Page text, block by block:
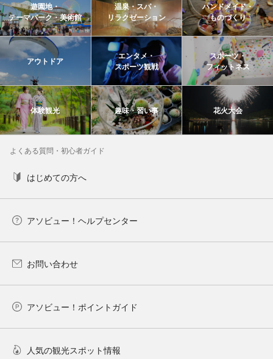
遊園地・
テーマパーク・美術館
温泉・スパ・
リラクゼーション
ハンドメイド・
ものづくり
アウトドア
エンタメ・
スポーツ観戦
スポーツ・
フィットネス
体験観光 趣味・習い事 花火大会
よくある質問・初心者ガイド
はじめての方へ
アソビュー！ヘルプセンター
お問い合わせ
アソビュー！ポイントガイド
人気の観光スポット情報